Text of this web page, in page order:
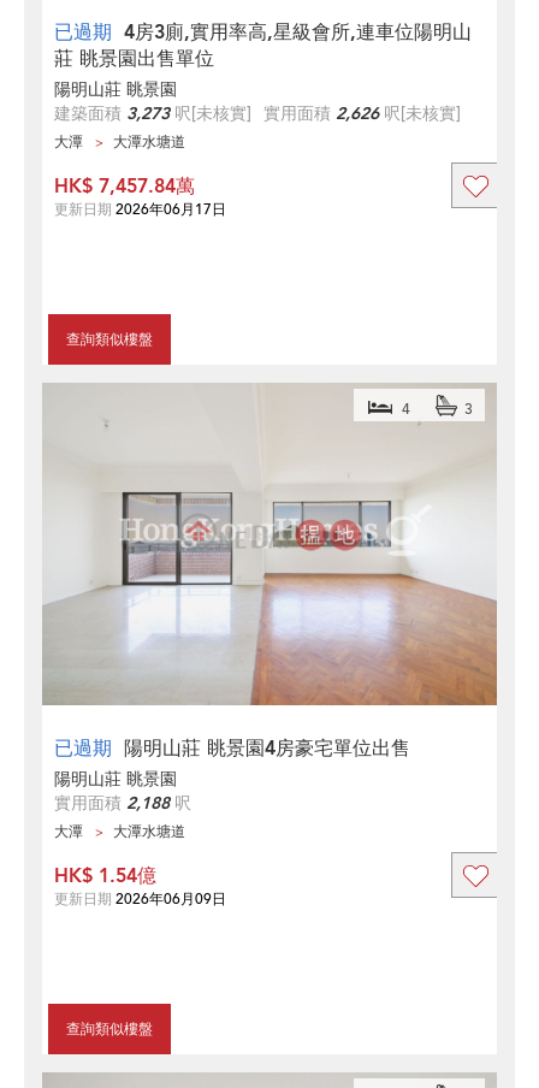
已過期 4房3廁,實用率高,星級會所,連車位陽明山
莊 眺景園出售單位
陽明山莊 眺景園
建築面積 3,273呎[未核實] 實用面積 2,626呎[未核實]
大潭 大潭水塘道
查詢類似樓盤
HK$ 7,457.84萬
更新日期 2026年06月17日
已過期 陽明山莊 眺景園4房豪宅單位出售
4 3
陽明山莊 眺景園
實用面積 2,188呎
大潭 大潭水塘道
查詢類似樓盤
HK$ 1.54億
更新日期 2026年06月09日